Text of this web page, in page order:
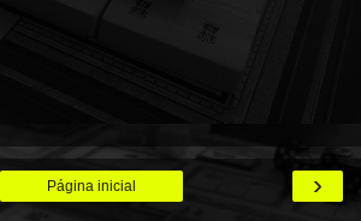
›
Página inicial